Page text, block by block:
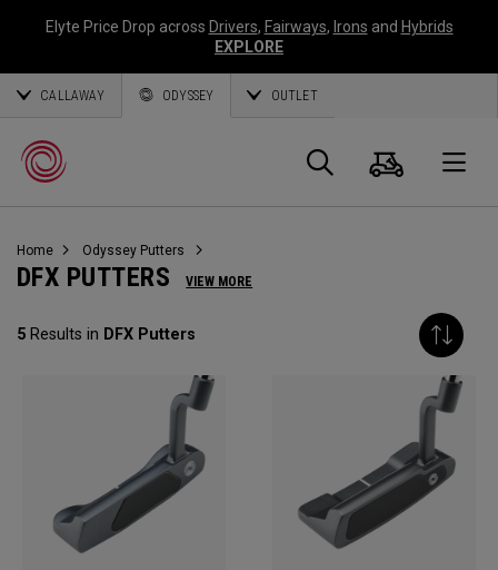
Elyte Price Drop across Drivers, Fairways, Irons and Hybrids
EXPLORE
CALLAWAY ODYSSEY OUTLET
Callaway
Golf
Suche
Home Odyssey Putters
DFX PUTTERS VIEW MORE
5 Results in DFX Putters